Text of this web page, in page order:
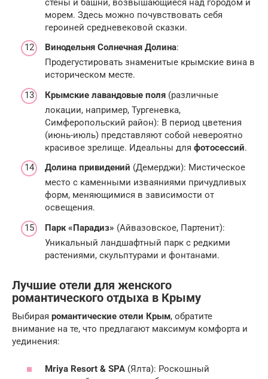
морем. Здесь можно почувствовать себя
героиней средневековой сказки.
Винодельня Солнечная Долина:
Продегустировать знаменитые крымские вина в
историческом месте.
Крымские лавандовые поля (различные
локации, например, Тургеневка,
Симферопольский район): В период цветения
(июнь-июль) представляют собой невероятно
красивое зрелище. Идеальны для фотосессий.
Долина привидений (Демерджи): Мистическое
место с каменными изваяниями причудливых
форм, меняющимися в зависимости от
освещения.
Парк «Парадиз» (Айвазовское, Партенит):
Уникальный ландшафтный парк с редкими
растениями, скульптурами и фонтанами.
Лучшие отели для женского
романтического отдыха в Крыму
Выбирая романтические отели Крым, обратите
внимание на те, что предлагают максимум комфорта и
уединения:
Mriya Resort & SPA (Ялта): Роскошный